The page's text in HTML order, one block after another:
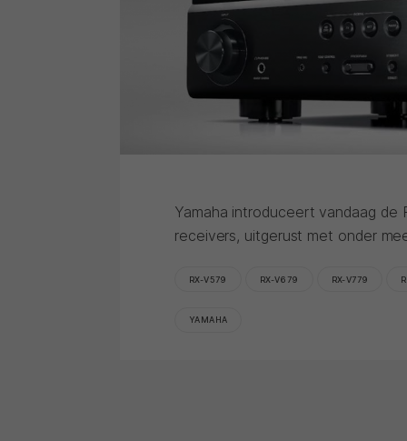
Yamaha introduceert vandaag de
receivers, uitgerust met onder
RX-V579 RX-V679 RX-V779
YAMAHA